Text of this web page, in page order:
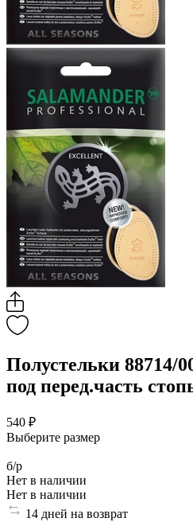
Полустельки 88714/
под перед.часть
540 ₽
Выберите размер
б/р
Нет в наличии
Нет в наличии
14 дней на возврат